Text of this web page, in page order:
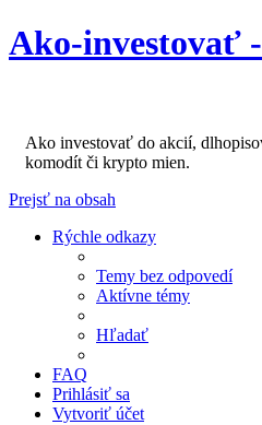
Ako-investovať
Ako investovať do akcií,
komodít či krypto mien.
Prejsť na obsah
Rýchle odkazy
Temy bez odpovedí
Aktívne témy
Hľadať
FAQ
Prihlásiť sa
Vytvoriť účet